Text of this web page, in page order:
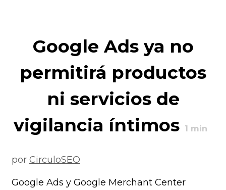
Google Ads ya no
permitirá productos
ni servicios de
vigilancia íntimos 1 min
por CirculoSEO
Google Ads y Google Merchant Center